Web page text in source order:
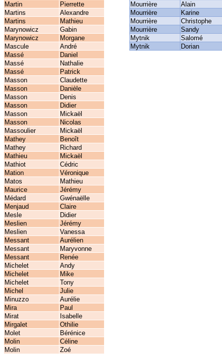
Martin
Pierrette Mourrière
Alain
Martins
Alexandre Mourrière
Karine
Martins
Mathieu Mourrière
Christophe
Marynowicz
Gabin Mourrière
Sandy
Marynowicz
Morgane Mytnik
Salomé
Mascule
André Mytnik
Dorian
Massé
Daniel
Massé
Nathalie
Massé
Patrick
Masson
Claudette
Masson
Danièle
Masson
Denis
Masson
Didier
Masson
Mickaël
Masson
Nicolas
Massoulier
Mickaël
Mathey
Benoît
Mathey
Richard
Mathieu
Mickaël
Mathiot
Cédric
Mation
Véronique
Matos
Mathieu
Maurice
Jérémy
Médard
Gwénaëlle
Menjaud
Claire
Mesle
Didier
Meslien
Jérémy
Meslien
Vanessa
Messant
Aurélien
Messant
Maryvonne
Messant
Renée
Michelet
Andy
Michelet
Mike
Michelet
Tony
Michel
Julie
Minuzzo
Aurélie
Mira
Paul
Mirat
Isabelle
Mirgalet
Othilie
Molet
Bérénice
Molin
Céline
Molin
Zoé